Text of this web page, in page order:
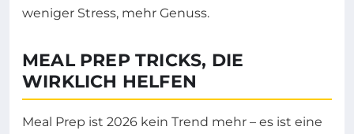
weniger Stress, mehr Genuss.
MEAL PREP TRICKS, DIE
WIRKLICH HELFEN
Meal Prep ist 2026 kein Trend mehr – es ist eine